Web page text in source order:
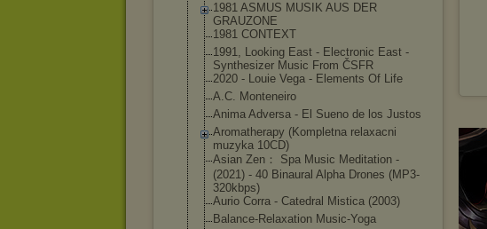
1981 ASMUS MUSIK AUS DER
GRAUZONE
1981 CONTEXT
1991, Looking East - Electronic East -
Synthesizer Music From ČSFR
2020 - Louie Vega - Elements Of Life
A.C. Monteneiro
Anima Adversa - El Sueno de los Justos
Aromatherapy (Kompletna relaxacni
muzyka 10CD)
Asian Zen： Spa Music Meditation -
(2021) - 40 Binaural Alpha Drones (MP3-
320kbps)
Aurio Corra - Catedral Mistica (2003)
Balance-Relaxation Music-Yoga